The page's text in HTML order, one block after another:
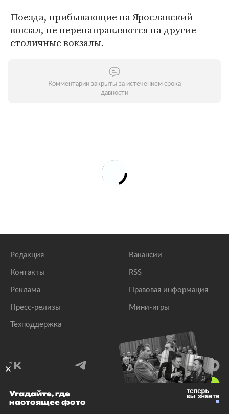
Поезда, прибывающие на Ярославский
вокзал, не перенаправляются на другие
столичные вокзалы.
Комментарии закрыты за истечением срока
давности
Редакция
Контакты
Реклама
Пресс-релизы
Техподдержка
Вакансии
RSS
Правовая информация
Мини-игры
© 1999–2026 Все права защищены.
Угадайте, где
настоящее фото